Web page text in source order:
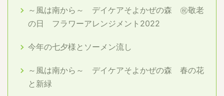
～風は南から～ デイケアそよかぜの森 ㊗敬老
の日 フラワーアレンジメント2022
今年の七夕様とソーメン流し
～風は南から～ デイケアそよかぜの森 春の花
と新緑